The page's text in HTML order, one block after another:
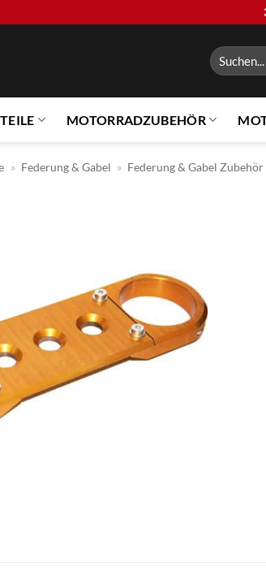
Suchen
nach:
MOTORRADZUBEHÖR
» Federung & Gabel » Federung & Gabel